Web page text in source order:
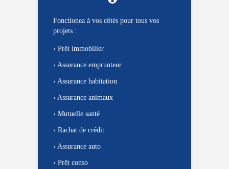
Fonctionea à vos côtés pour tous vos
projets :
› Prêt immobilier
› Assurance emprunteur
› Assurance habitation
› Assurance animaux
› Mutuelle santé
› Rachat de crédit
› Assurance auto
› Prêt conso